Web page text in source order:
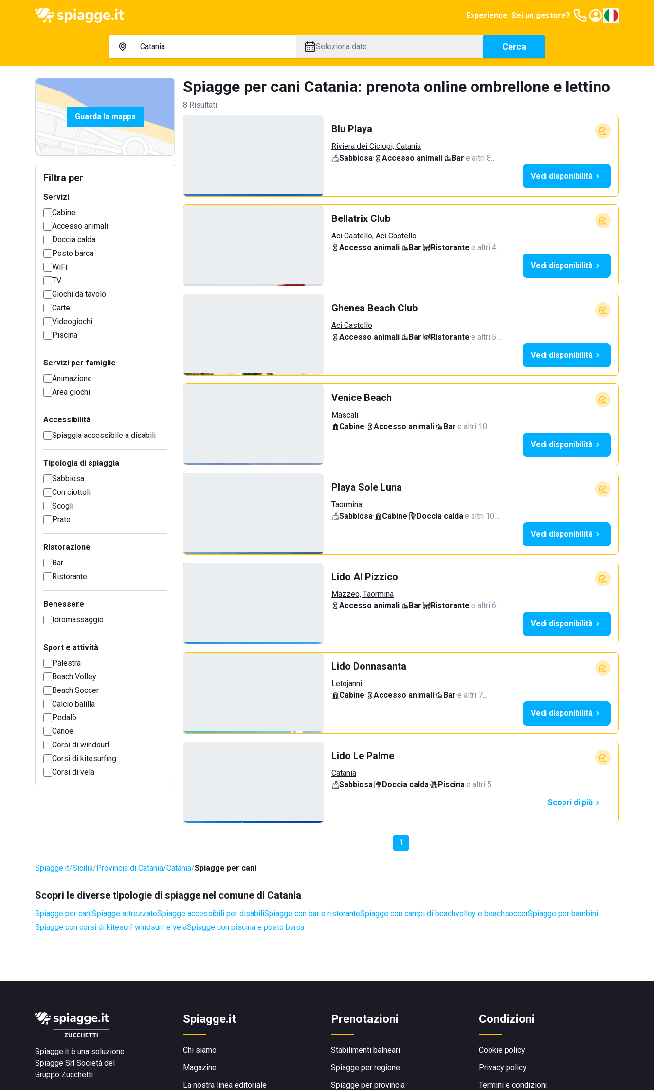
Experience Sei un gestore?
Seleziona date Cerca
Guarda la mappa
Filtra per
Servizi
Cabine
Accesso animali
Doccia calda
Posto barca
WiFi
TV
Giochi da tavolo
Carte
Videogiochi
Piscina
Servizi per famiglie
Animazione
Area giochi
Accessibilità
Spiaggia accessibile a disabili
Tipologia di spiaggia
Sabbiosa
Con ciottoli
Scogli
Prato
Ristorazione
Bar
Ristorante
Benessere
Idromassaggio
Sport e attività
Palestra
Beach Volley
Beach Soccer
Calcio balilla
Pedalò
Canoe
Corsi di windsurf
Corsi di kitesurfing
Corsi di vela
Spiagge per cani Catania: prenota online ombrellone e lettino
8 Risultati
Blu Playa
Riviera dei Ciclopi, Catania
Sabbiosa· Accesso animali· Bar·e altri 8…
Vedi disponibilità
Bellatrix Club
Aci Castello, Aci Castello
Accesso animali· Bar· Ristorante·e altri 4…
Vedi disponibilità
Ghenea Beach Club
Aci Castello
Accesso animali· Bar· Ristorante·e altri 5…
Vedi disponibilità
Venice Beach
Mascali
Cabine· Accesso animali· Bar·e altri 10…
Vedi disponibilità
Playa Sole Luna
Taormina
Sabbiosa· Cabine· Doccia calda·e altri 10…
Vedi disponibilità
Lido Al Pizzico
Mazzeo, Taormina
Accesso animali· Bar· Ristorante·e altri 6…
Vedi disponibilità
Lido Donnasanta
Letojanni
Cabine· Accesso animali· Bar·e altri 7…
Vedi disponibilità
Lido Le Palme
Catania
Sabbiosa· Doccia calda· Piscina·e altri 5…
Scopri di più
1
Spiagge.it Sicilia Provincia di Catania Catania Spiagge per cani
Scopri le diverse tipologie di spiagge nel comune di Catania
Spiagge per caniSpiagge attrezzateSpiagge accessibili per disabiliSpiagge con bar e ristoranteSpiagge con campi di beachvolley e beachsoccerSpiagge per bambini
Spiagge con corsi di kitesurf windsurf e velaSpiagge con piscina e posto barca
Spiagge.it è una soluzione
Spiagge Srl Società del
Gruppo Zucchetti
Spiagge.it
Chi siamo
Magazine
La nostra linea editoriale
Prenotazioni
Stabilimenti balneari
Spiagge per regione
Spiagge per provincia
Condizioni
Cookie policy
Privacy policy
Termini e condizioni